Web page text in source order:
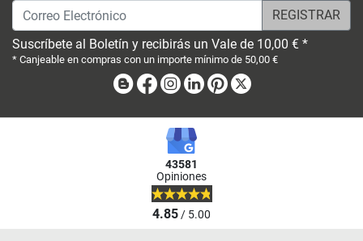
Correo Electrónico
Suscríbete al Boletín y recibirás un Vale de 10,00 € *
* Canjeable en compras con un importe mínimo de 50,00 €
BlogFacebook
Instagram
LinkedinPinterest
43581
Opiniones
4.85/ 5.00